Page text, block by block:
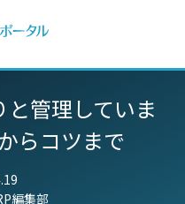
管理していま
らコツまで
編集部